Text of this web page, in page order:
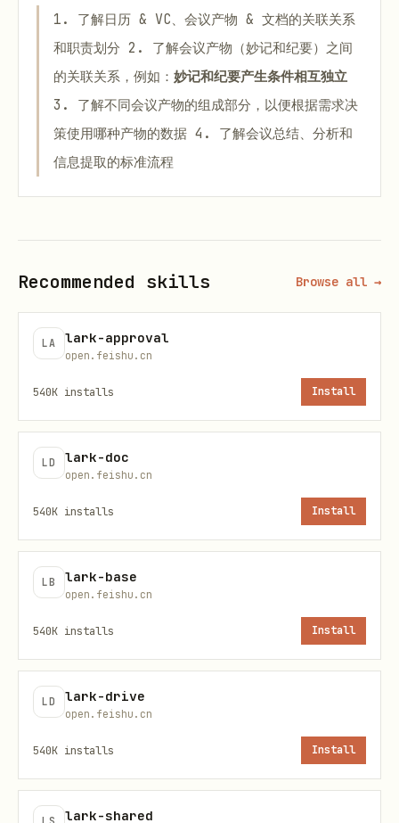
1. 了解日历 & VC、会议产物 & 文档的关联关系
和职责划分 2. 了解会议产物（妙记和纪要）之间
的关联关系，例如： 妙记和纪要产生条件相互独立
3. 了解不同会议产物的组成部分，以便根据需求决
策使用哪种产物的数据 4. 了解会议总结、分析和
信息提取的标准流程
Shortcut
+search 按关键词、所有者、参与者、时间
+download
上传 file_token 生成妙记
+update 更新妙记标题
+speaker-
replace
使用任何 Shortcut 前，必须先读其对应
reference 文档。
意图路由
用户意图
Recommended skills Browse all →
LA lark-approval
open.feishu.cn
540K installs Install
LD lark-doc
open.feishu.cn
540K installs Install
LB lark-base
open.feishu.cn
540K installs Install
LD lark-drive
open.feishu.cn
540K installs Install
lark-shared